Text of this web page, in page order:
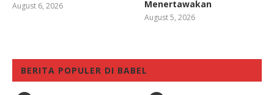
August 6, 2026
Menertawakan
August 5, 2026
BERITA POPULER DI BABEL